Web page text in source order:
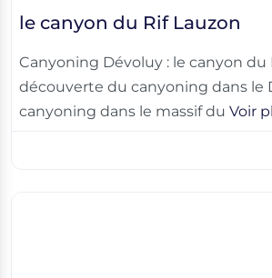
le canyon du Rif Lauzon
Canyoning Dévoluy : le canyon du
découverte du canyoning dans le
canyoning dans le massif du Voir